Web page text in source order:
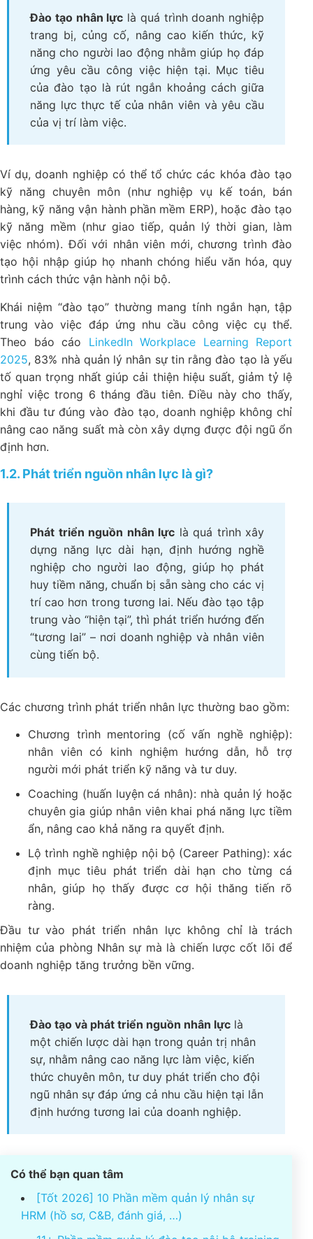
Đào tạo nhân lực là quá trình doanh nghiệp
trang bị, củng cố, nâng cao kiến thức, kỹ
năng cho người lao động nhằm giúp họ đáp
ứng yêu cầu công việc hiện tại. Mục tiêu
của đào tạo là rút ngắn khoảng cách giữa
năng lực thực tế của nhân viên và yêu cầu
của vị trí làm việc.
Ví dụ, doanh nghiệp có thể tổ chức các khóa đào tạo
kỹ năng chuyên môn (như nghiệp vụ kế toán, bán
hàng, kỹ năng vận hành phần mềm ERP), hoặc đào tạo
kỹ năng mềm (như giao tiếp, quản lý thời gian, làm
việc nhóm). Đối với nhân viên mới, chương trình đào
tạo hội nhập giúp họ nhanh chóng hiểu văn hóa, quy
trình cách thức vận hành nội bộ.
Khái niệm “đào tạo” thường mang tính ngắn hạn, tập
trung vào việc đáp ứng nhu cầu công việc cụ thể.
Theo báo cáo LinkedIn Workplace Learning Report
2025, 83% nhà quản lý nhân sự tin rằng đào tạo là yếu
tố quan trọng nhất giúp cải thiện hiệu suất, giảm tỷ lệ
nghỉ việc trong 6 tháng đầu tiên. Điều này cho thấy,
khi đầu tư đúng vào đào tạo, doanh nghiệp không chỉ
nâng cao năng suất mà còn xây dựng được đội ngũ ổn
định hơn.
1.2. Phát triển nguồn nhân lực là gì?
Phát triển nguồn nhân lực là quá trình xây
dựng năng lực dài hạn, định hướng nghề
nghiệp cho người lao động, giúp họ phát
huy tiềm năng, chuẩn bị sẵn sàng cho các vị
trí cao hơn trong tương lai. Nếu đào tạo tập
trung vào “hiện tại”, thì phát triển hướng đến
“tương lai” – nơi doanh nghiệp và nhân viên
cùng tiến bộ.
Các chương trình phát triển nhân lực thường bao gồm:
Chương trình mentoring (cố vấn nghề nghiệp):
nhân viên có kinh nghiệm hướng dẫn, hỗ trợ
người mới phát triển kỹ năng và tư duy.
Coaching (huấn luyện cá nhân): nhà quản lý hoặc
chuyên gia giúp nhân viên khai phá năng lực tiềm
ẩn, nâng cao khả năng ra quyết định.
Lộ trình nghề nghiệp nội bộ (Career Pathing): xác
định mục tiêu phát triển dài hạn cho từng cá
nhân, giúp họ thấy được cơ hội thăng tiến rõ
ràng.
Đầu tư vào phát triển nhân lực không chỉ là trách
nhiệm của phòng Nhân sự mà là chiến lược cốt lõi để
doanh nghiệp tăng trưởng bền vững.
Đào tạo và phát triển nguồn nhân lực là
một chiến lược dài hạn trong quản trị nhân
sự, nhằm nâng cao năng lực làm việc, kiến
thức chuyên môn, tư duy phát triển cho đội
ngũ nhân sự đáp ứng cả nhu cầu hiện tại lẫn
định hướng tương lai của doanh nghiệp.
Có thể bạn quan tâm
[Tốt 2026] 10 Phần mềm quản lý nhân sự
HRM (hồ sơ, C&B, đánh giá, …)